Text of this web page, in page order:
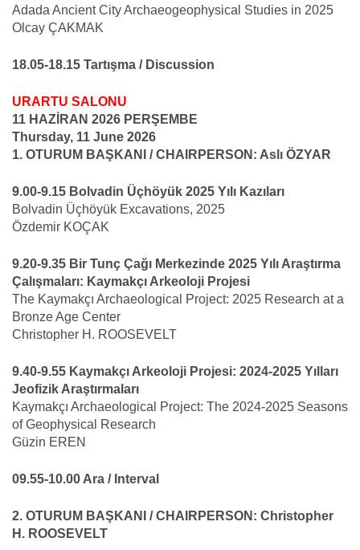
Adada Ancient City Archaeogeophysical Studies in 2025
Olcay ÇAKMAK
18.05-18.15 Tartışma / Discussion
URARTU SALONU
11 HAZİRAN 2026 PERŞEMBE
Thursday, 11 June 2026
1. OTURUM BAŞKANI / CHAIRPERSON: Aslı ÖZYAR
9.00-9.15 Bolvadin Üçhöyük 2025 Yılı Kazıları
Bolvadin Üçhöyük Excavations, 2025
Özdemir KOÇAK
9.20-9.35 Bir Tunç Çağı Merkezinde 2025 Yılı Araştırma
Çalışmaları: Kaymakçı Arkeoloji Projesi
The Kaymakçı Archaeological Project: 2025 Research at a
Bronze Age Center
Christopher H. ROOSEVELT
9.40-9.55 Kaymakçı Arkeoloji Projesi: 2024-2025 Yılları
Jeofizik Araştırmaları
Kaymakçı Archaeological Project: The 2024-2025 Seasons
of Geophysical Research
Güzin EREN
09.55-10.00 Ara / Interval
2. OTURUM BAŞKANI / CHAIRPERSON: Christopher
H. ROOSEVELT